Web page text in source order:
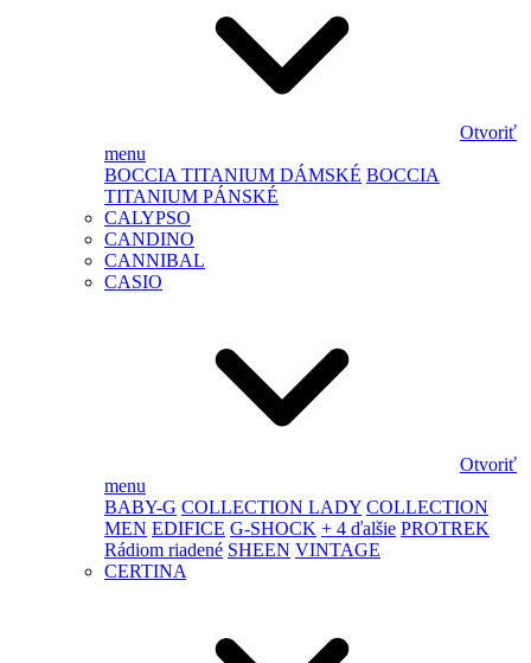
Otvoriť
menu
BOCCIA TITANIUM DÁMSKÉ BOCCIA
TITANIUM PÁNSKÉ
CALYPSO
CANDINO
CANNIBAL
CASIO
Otvoriť
menu
BABY-G COLLECTION LADY COLLECTION
MEN EDIFICE G-SHOCK + 4 ďalšie PROTREK
Rádiom riadené SHEEN VINTAGE
CERTINA